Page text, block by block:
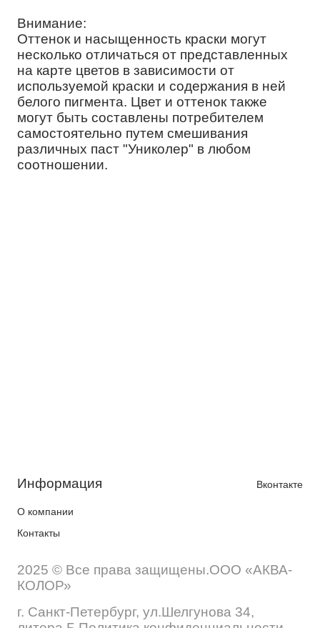
Внимание:
Оттенок и насыщенность краски могут
несколько отличаться от представленных
на карте цветов в зависимости от
используемой краски и содержания в ней
белого пигмента. Цвет и оттенок также
могут быть составлены потребителем
самостоятельно путем смешивания
различных паст "Униколер" в любом
соотношении.
Информация
О компании
Контакты
Вконтакте
2025 © Все права защищены.ООО «АКВА-
КОЛОР»
г. Санкт-Петербург, ул.Шелгунова 34,